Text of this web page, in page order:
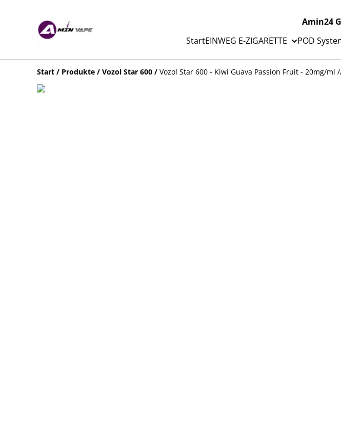
Amin24
StartEINWEG E-ZIGARETTE POD
Start / Produkte / Vozol Star 600 / Vozol Star 600 - Kiwi Guava Passion Fruit - 20mg/ml